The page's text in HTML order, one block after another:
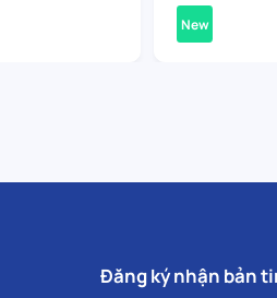
New
Đăng ký nhận bản